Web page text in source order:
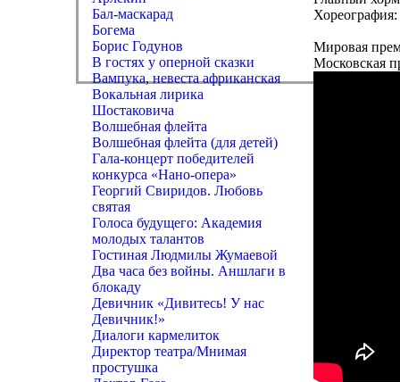
Бал-маскарад
Богема
Борис Годунов
В гостях у оперной сказки
Вампука, невеста африканская
Вокальная лирика
Шостаковича
Волшебная флейта
Волшебная флейта (для детей)
Гала-концерт победителей
конкурса «Нано-опера»
Георгий Свиридов. Любовь
святая
Голоса будущего: Академия
молодых талантов
Гостиная Людмилы Жумаевой
Два часа без войны. Аншлаги в
блокаду
Девичник «Дивитесь! У нас
Девичник!»
Диалоги кармелиток
Директор театра/Мнимая
простушка
Хореография:
Мировая
Московская